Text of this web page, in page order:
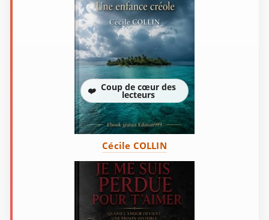
❤️ Coup de cœur des
lecteurs
Cécile COLLIN